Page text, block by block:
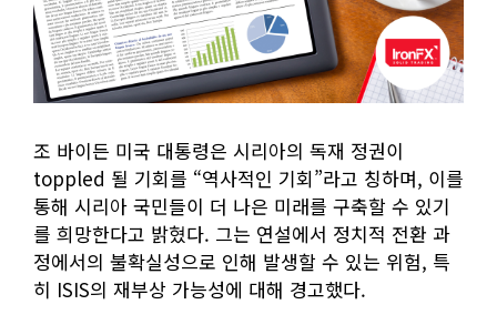
조 바이든 미국 대통령은 시리아의 독재 정권이
toppled 될 기회를 “역사적인 기회”라고 칭하며, 이를
통해 시리아 국민들이 더 나은 미래를 구축할 수 있기
를 희망한다고 밝혔다. 그는 연설에서 정치적 전환 과
정에서의 불확실성으로 인해 발생할 수 있는 위험, 특
히 ISIS의 재부상 가능성에 대해 경고했다.